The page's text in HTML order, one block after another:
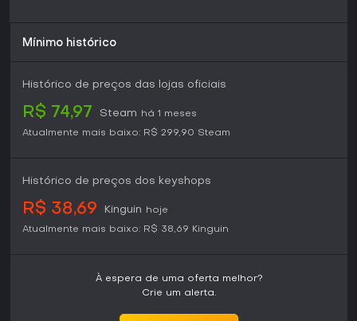
Mínimo histórico
Histórico de preços das lojas oficiais
R$ 74,97 Steam
há 1 meses
Atualmente mais baixo: R$ 299,90 Steam
Histórico de preços dos keyshops
R$ 38,69 Kinguin
hoje
Atualmente mais baixo: R$ 38,69 Kinguin
À espera de uma oferta melhor?
Crie um alerta.